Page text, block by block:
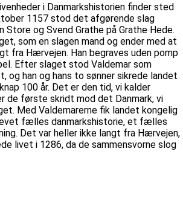
i Danmarkshistorien finder sted
1157 stod det afgørende slag
Store og Svend Grathe på Grathe Hede.
som en slagen mand og ender med at
fra Hærvejen. Han begraves uden pomp
Efter slaget stod Valdemar som
og han og hans to sønner sikrede landet
100 år. Det er den tid, vi kalder
de første skridt mod det Danmark, vi
Med Valdemarerne fik landet kongelig
fælles danmarkshistorie, et fælles
Det var heller ikke langt fra Hærvejen,
livet i 1286, da de sammensvorne slog